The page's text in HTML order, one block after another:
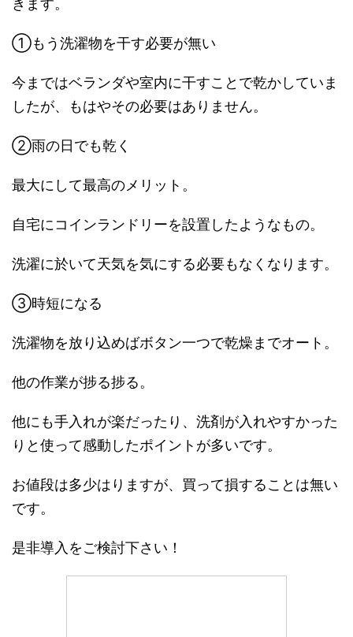
きます。
①もう洗濯物を干す必要が無い
今まではベランダや室内に干すことで乾かしていま
したが、もはやその必要はありません。
②雨の日でも乾く
最大にして最高のメリット。
自宅にコインランドリーを設置したようなもの。
洗濯に於いて天気を気にする必要もなくなります。
③時短になる
洗濯物を放り込めばボタン一つで乾燥までオート。
他の作業が捗る捗る。
他にも手入れが楽だったり、洗剤が入れやすかった
りと使って感動したポイントが多いです。
お値段は多少はりますが、買って損することは無い
です。
是非導入をご検討下さい！